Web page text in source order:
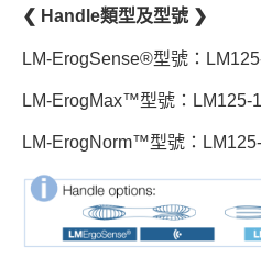
❮ Handle類型及型號 ❯
LM-ErogSense®型號：
LM-ErogMax™型號：LM125-
LM-ErogNorm™型號：LM125-